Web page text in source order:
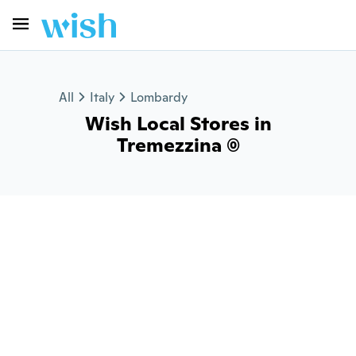
All Italy Lombardy
Wish Local Stores in
Tremezzina (0)